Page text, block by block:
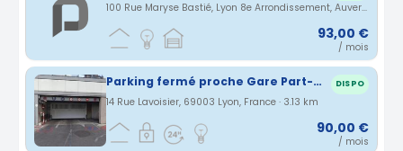
100 Rue Maryse Bastié, Lyon 8e Arrondissement, Auvergne-Rhône-Alpes, France · 3.06 km
93,00 €
/ mois
Parking fermé proche Gare Part-Dieu Lyon 3 DISPO
14 Rue Lavoisier, 69003 Lyon, France · 3.13 km
90,00 €
/ mois